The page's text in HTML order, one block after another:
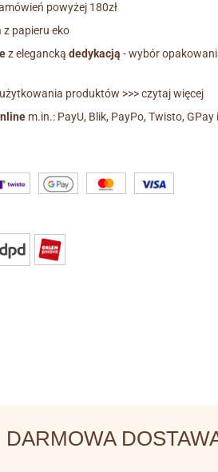
powyżej 180zł
z papieru eko
z eleganckądedykacją - wybór
produktów >>> czytaj więcej
m.in.: PayU, Blik, PayPo, Twisto, GPay
DARMOWA